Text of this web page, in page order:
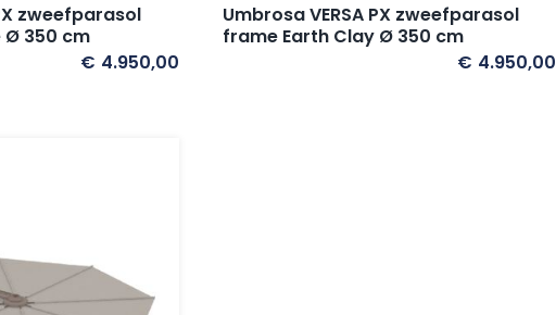
zweefparasol
Ø 350 cm
€ 4.950,00
Umbrosa VERSA PX zweefparasol
frame Earth Clay Ø 350 cm
€ 4.950,00